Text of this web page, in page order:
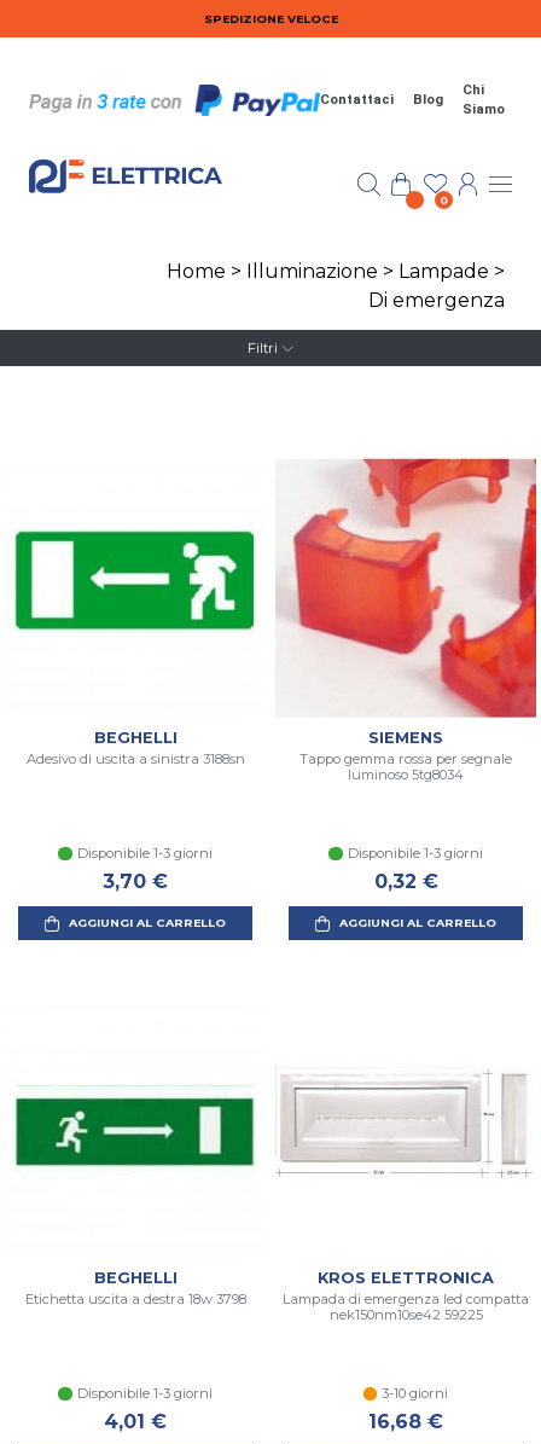
Salta al contenuto principaleSPEDIZIONE VELOCE
Contattaci Blog
Chi
Siamo
0
Home > Illuminazione > Lampade >
Di emergenza
Filtri
BEGHELLI
Adesivo di uscita a sinistra 3188sn
Disponibile 1-3 giorni
3,70 €
AGGIUNGI AL CARRELLO
SIEMENS
Tappo gemma rossa per segnale
luminoso 5tg8034
Disponibile 1-3 giorni
0,32 €
AGGIUNGI AL CARRELLO
BEGHELLI
Etichetta uscita a destra 18w 3798
Disponibile 1-3 giorni
4,01 €
KROS ELETTRONICA
Lampada di emergenza led compatta
nek150nm10se42 59225
3-10 giorni
16,68 €